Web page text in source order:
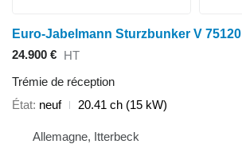
Euro-Jabelmann Sturzbunker V 75120
24.900 € HT
Trémie de réception
État neuf 20.41 ch (15 kW)
Allemagne, Itterbeck